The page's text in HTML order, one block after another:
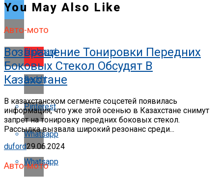
Flipboard
Reddit
Pinterest
Whatsapp
Whatsapp
You May Also Like
Авто-мото
Возвращение Тонировки Передних
Боковых Стекол Обсудят В
Казахстане
В казахстанском сегменте соцсетей появилась
информация, что уже этой осенью в Казахстане снимут
запрет на тонировку передних боковых стекол.
Рассылка вызвала широкий резонанс среди...
duford29.06.2024
Авто-мото